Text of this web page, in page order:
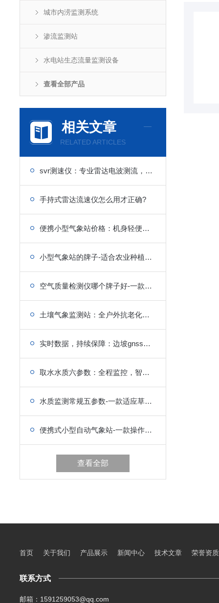
城市内涝监测系统
渗流监测站
水电站生态流量监测设备
查看全部产品
相关文章
RELATED ARTICLES
svr测速仪：专业雷达电波测流，自动角度补偿校正，洪水应急抢测设备
手持式雷达流速仪怎么用才正确?
便携小型气象站价格：机身轻便易携，出行携带无f担
小型气象站的牌子-适合农业种植场景吗?
空气质量检测仪哪个牌子好-一款精准、多功能的负氧离子监测设备
土壤气象监测站：全户外抗老化材质，风吹日晒不易开裂，稳定运行
实时数据，持续保障：边坡gnss位移监测的作用分析
取水水质六参数：全程监控，智能预警，便捷运维
水质监测常规五参数-一款适应草原、服务牧业水测的水质设备
便携式小型自动气象站-一款操作简便、流程清晰的气象站设备
查看全部
首页 关于我们 产品展示 新闻中心 技术文章 荣誉资质
联系方式
邮箱：1591259053@qq.com